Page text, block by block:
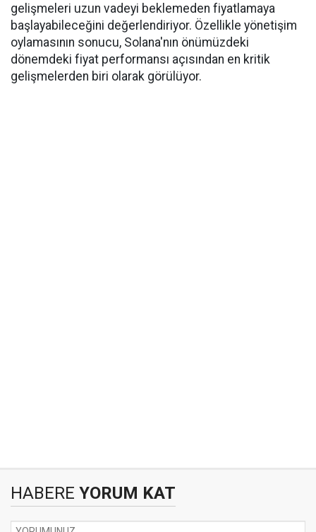
gelişmeleri uzun vadeyi beklemeden fiyatlamaya
başlayabileceğini değerlendiriyor. Özellikle yönetişim
oylamasının sonucu, Solana'nın önümüzdeki
dönemdeki fiyat performansı açısından en kritik
gelişmelerden biri olarak görülüyor.
HABERE YORUM KAT